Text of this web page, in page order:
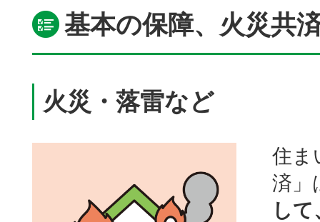
基本の保障、火災共
火災・落雷など
住ま
済」
し